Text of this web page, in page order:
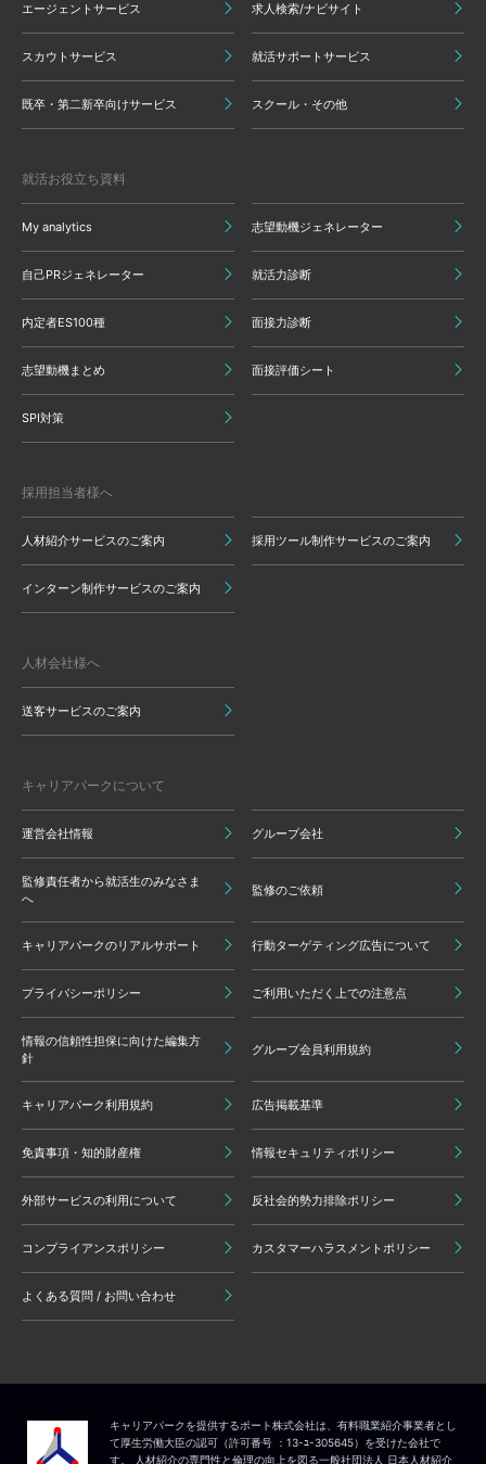
エージェントサービス 求人検索/ナビサイト
スカウトサービス 就活サポートサービス
既卒・第二新卒向けサービス スクール・その他
就活お役立ち資料
My analytics 志望動機ジェネレーター
自己PRジェネレーター 就活力診断
内定者ES100種 面接力診断
志望動機まとめ 面接評価シート
SPI対策
採用担当者様へ
人材紹介サービスのご案内 採用ツール制作サービスのご案内
インターン制作サービスのご案内
人材会社様へ
送客サービスのご案内
キャリアパークについて
運営会社情報 グループ会社
監修責任者から就活生のみなさま
へ
監修のご依頼
キャリアパークのリアルサポート 行動ターゲティング広告について
プライバシーポリシー ご利用いただく上での注意点
情報の信頼性担保に向けた編集方
針
グループ会員利用規約
キャリアパーク利用規約 広告掲載基準
免責事項・知的財産権 情報セキュリティポリシー
外部サービスの利用について 反社会的勢力排除ポリシー
コンプライアンスポリシー カスタマーハラスメントポリシー
よくある質問 / お問い合わせ